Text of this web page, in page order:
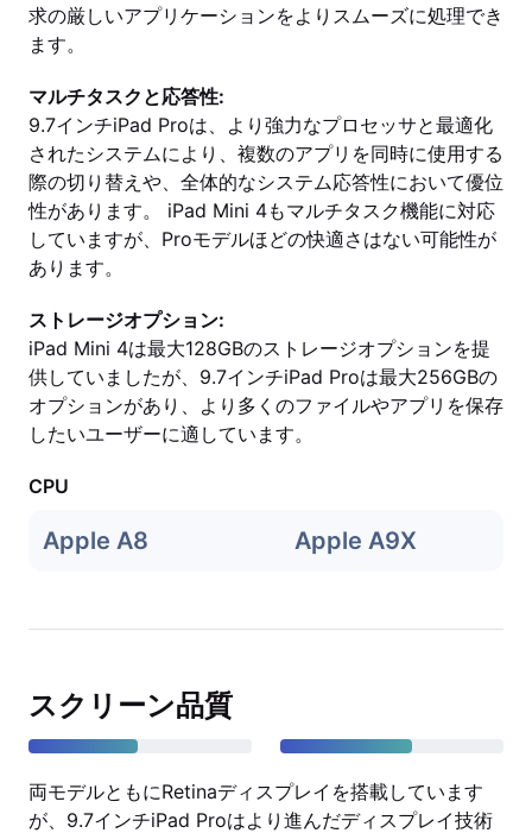
求の厳しいアプリケーションをよりスムーズに処理でき
ます。
マルチタスクと応答性:
9.7インチiPad Proは、より強力なプロセッサと最適化
されたシステムにより、複数のアプリを同時に使用する
際の切り替えや、全体的なシステム応答性において優位
性があります。 iPad Mini 4もマルチタスク機能に対応
していますが、Proモデルほどの快適さはない可能性が
あります。
ストレージオプション:
iPad Mini 4は最大128GBのストレージオプションを提
供していましたが、9.7インチiPad Proは最大256GBの
オプションがあり、より多くのファイルやアプリを保存
したいユーザーに適しています。
CPU
Apple A8 Apple A9X
スクリーン品質
両モデルともにRetinaディスプレイを搭載しています
が、9.7インチiPad Proはより進んだディスプレイ技術